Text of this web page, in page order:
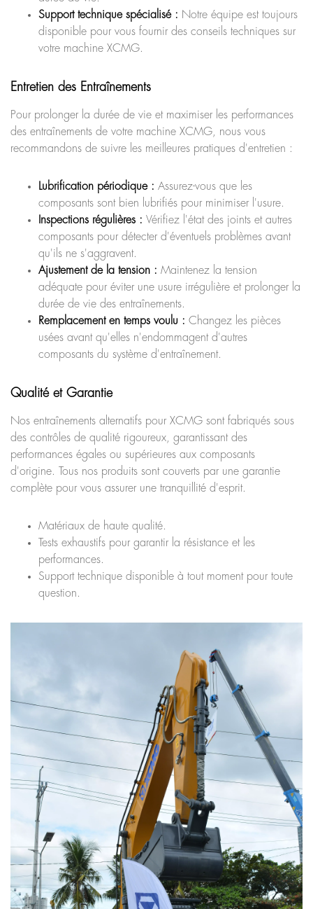
Support technique spécialisé : Notre équipe est toujours
disponible pour vous fournir des conseils techniques sur
votre machine XCMG.
Entretien des Entraînements
Pour prolonger la durée de vie et maximiser les performances
des entraînements de votre machine XCMG, nous vous
recommandons de suivre les meilleures pratiques d'entretien :
Lubrification périodique : Assurez-vous que les
composants sont bien lubrifiés pour minimiser l'usure.
Inspections régulières : Vérifiez l'état des joints et autres
composants pour détecter d'éventuels problèmes avant
qu'ils ne s'aggravent.
Ajustement de la tension : Maintenez la tension
adéquate pour éviter une usure irrégulière et prolonger la
durée de vie des entraînements.
Remplacement en temps voulu : Changez les pièces
usées avant qu'elles n'endommagent d'autres
composants du système d'entraînement.
Qualité et Garantie
Nos entraînements alternatifs pour XCMG sont fabriqués sous
des contrôles de qualité rigoureux, garantissant des
performances égales ou supérieures aux composants
d'origine. Tous nos produits sont couverts par une garantie
complète pour vous assurer une tranquillité d'esprit.
Matériaux de haute qualité.
Tests exhaustifs pour garantir la résistance et les
performances.
Support technique disponible à tout moment pour toute
question.